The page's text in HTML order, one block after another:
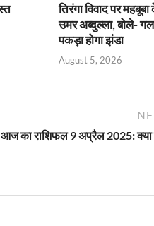
तिरंगा विवाद पर
उमर अब्दुल्ला, बोले-
पकड़ा होगा झंडा
August 5, 2026
आज का राशिफल 9 अप्रैल 2025: